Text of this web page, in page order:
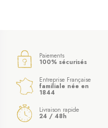
Paiements
100% sécurisés
Entreprise Française
familiale née en
1844
Livraison rapide
24 / 48h